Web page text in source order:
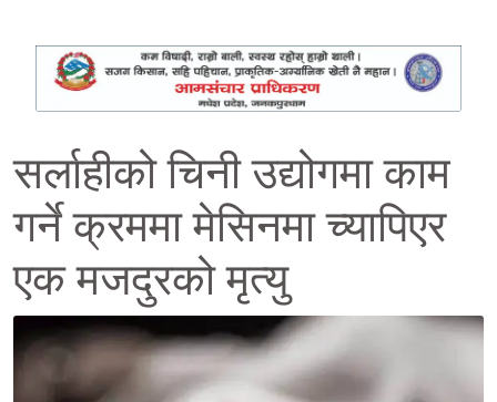
सर्लाहीको चिनी उद्योगमा काम
गर्ने क्रममा मेसिनमा च्यापिएर
एक मजदुरको मृत्यु